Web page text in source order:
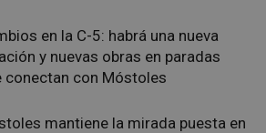
en la C-5: habrá una nueva
y nuevas obras en paradas
conectan con Móstoles
mantiene la mirada puesta en